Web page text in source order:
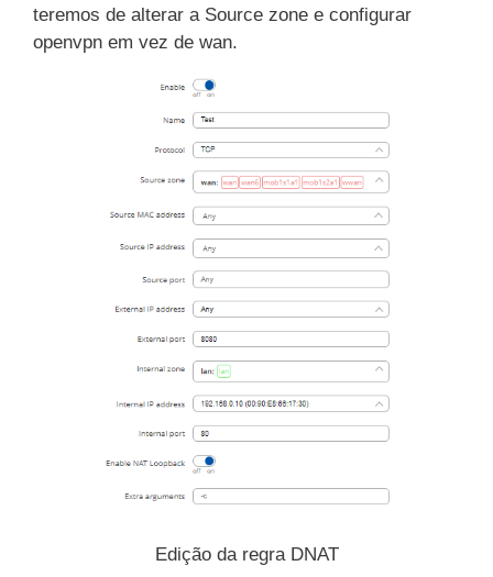
teremos de alterar a Source zone e configurar
openvpn em vez de wan.
Edição da regra DNAT